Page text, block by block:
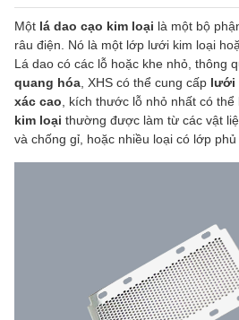
Một lá dao cạo kim loại là một bộ
râu điện. Nó là một lớp lưới kim loại
Lá dao có các lỗ hoặc khe nhỏ, thông
quang hóa , XHS có thể cung cấp lưới
xác cao , kích thước lỗ nhỏ nhất có thể
kim loại thường được làm từ các vật
và chống gỉ, hoặc nhiều loại có lớp phủ